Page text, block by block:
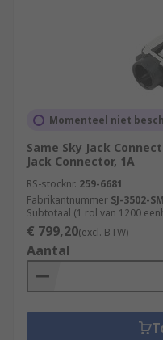
Momenteel niet
Same Sky Jack
Jack Connector, 1A
RS-stocknr. 259-6681
Fabrikantnummer SJ-3502-
Subtotaal (1 rol van 1200
€ 799,20(excl. BTW)
Aantal